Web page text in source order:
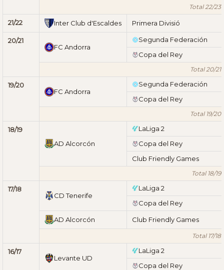
Total 22/23
21/22 Inter Club d'Escaldes Primera Divisió
20/21
FC Andorra
Segunda Federación
Copa del Rey
Total 20/21
19/20
FC Andorra
Segunda Federación
Copa del Rey
Total 19/20
18/19
AD Alcorcón
LaLiga 2
Copa del Rey
Club Friendly Games
Total 18/19
17/18
CD Tenerife
LaLiga 2
Copa del Rey
AD Alcorcón Club Friendly Games
Total 17/18
16/17
Levante UD
LaLiga 2
Copa del Rey